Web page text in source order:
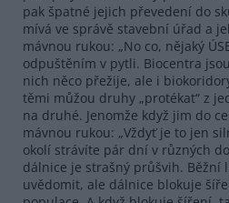
pak špatné jejich převedení do
mívá ve správě stavební úřad a
mávnou rukou: „No co, nějaký
odpuštěním v pytli. Biocentra
nich něco přežije, ale i
těmi můžou druhy „protékat“ z
na druhé. Jenomže když jim do
mávnou rukou: „Vždyť je to jen
okolí strávíte pár dní v různých
dálnice je strašný průšvih. Běžní
uvědomit, ale dálnice blokuje